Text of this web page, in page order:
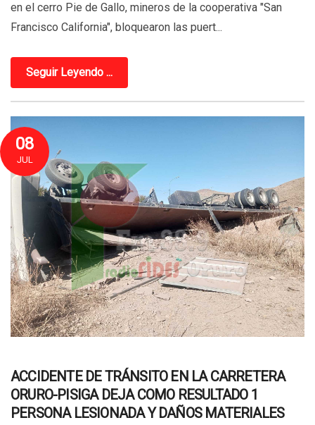
en el cerro Pie de Gallo, mineros de la cooperativa "San
Francisco California", bloquearon las puert...
Seguir Leyendo ...
08
JUL
ACCIDENTE DE TRÁNSITO EN LA CARRETERA
ORURO-PISIGA DEJA COMO RESULTADO 1
PERSONA LESIONADA Y DAÑOS MATERIALES